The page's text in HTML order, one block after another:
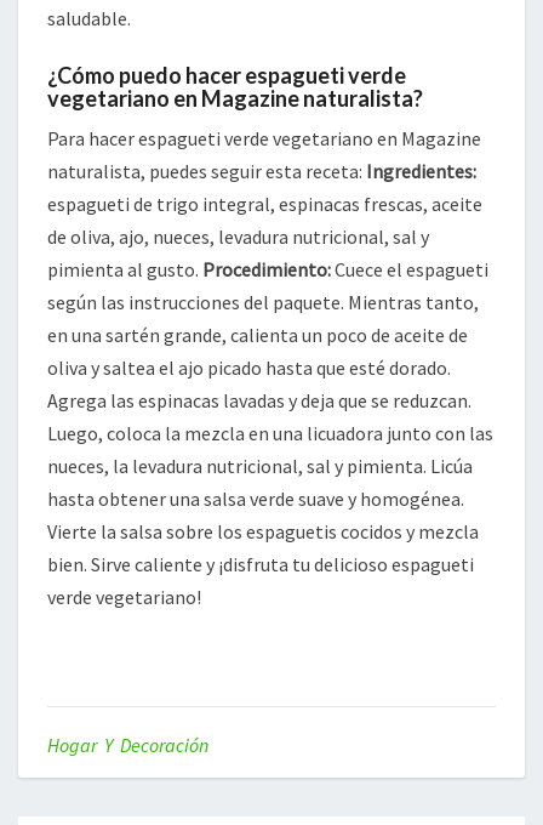
saludable.
¿Cómo puedo hacer espagueti verde
vegetariano en Magazine naturalista?
Para hacer espagueti verde vegetariano en Magazine
naturalista, puedes seguir esta receta: Ingredientes:
espagueti de trigo integral, espinacas frescas, aceite
de oliva, ajo, nueces, levadura nutricional, sal y
pimienta al gusto. Procedimiento:Cuece el espagueti
según las instrucciones del paquete. Mientras tanto,
en una sartén grande, calienta un poco de aceite de
oliva y saltea el ajo picado hasta que esté dorado.
Agrega las espinacas lavadas y deja que se reduzcan.
Luego, coloca la mezcla en una licuadora junto con las
nueces, la levadura nutricional, sal y pimienta. Licúa
hasta obtener una salsa verde suave y homogénea.
Vierte la salsa sobre los espaguetis cocidos y mezcla
bien. Sirve caliente y ¡disfruta tu delicioso espagueti
verde vegetariano!
Hogar Y Decoración